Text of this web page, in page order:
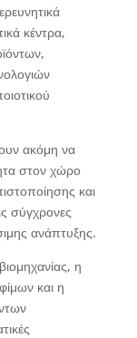
κέντρα,
ακόμη να
στον χώρο
και
σύγχρονες
ανάπτυξης.
η
και η